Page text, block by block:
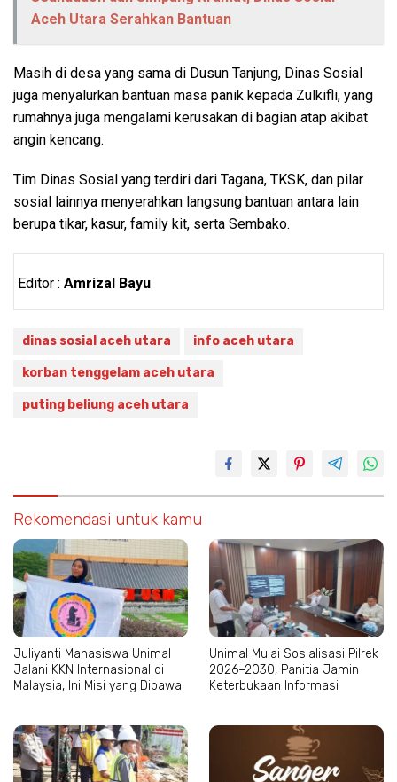
Aceh Utara Serahkan Bantuan
Masih di desa yang sama di Dusun Tanjung, Dinas Sosial
juga menyalurkan bantuan masa panik kepada Zulkifli, yang
rumahnya juga mengalami kerusakan di bagian atap akibat
angin kencang.
Tim Dinas Sosial yang terdiri dari Tagana, TKSK, dan pilar
sosial lainnya menyerahkan langsung bantuan antara lain
berupa tikar, kasur, family kit, serta Sembako.
Editor : Amrizal Bayu
dinas sosial aceh utara info aceh utara
korban tenggelam aceh utara
puting beliung aceh utara
Rekomendasi untuk kamu
Juliyanti Mahasiswa Unimal
Jalani KKN Internasional di
Malaysia, Ini Misi yang Dibawa
Unimal Mulai Sosialisasi Pilrek
2026–2030, Panitia Jamin
Keterbukaan Informasi